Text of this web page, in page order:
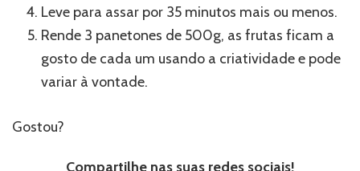
Leve para assar por 35 minutos mais ou menos.
Rende 3 panetones de 500g, as frutas ficam a
gosto de cada um usando a criatividade e pode
variar à vontade.
Gostou?
Compartilhe nas suas redes sociais!